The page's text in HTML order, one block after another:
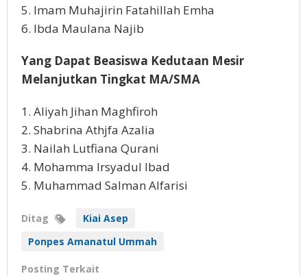
5. Imam Muhajirin Fatahillah Emha
6. Ibda Maulana Najib
Yang Dapat Beasiswa Kedutaan Mesir
Melanjutkan Tingkat MA/SMA
1. Aliyah Jihan Maghfiroh
2. Shabrina Athjfa Azalia
3. Nailah Lutfiana Qurani
4. Mohamma Irsyadul Ibad
5. Muhammad Salman Alfarisi
Ditag
Kiai Asep
Ponpes Amanatul Ummah
Posting Terkait